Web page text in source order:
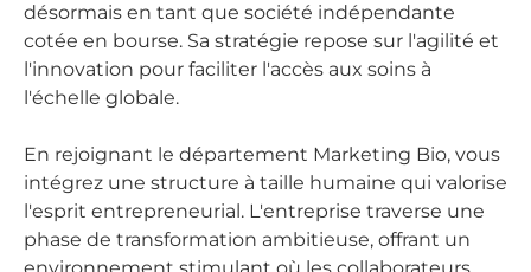
désormais en tant que société indépendante
cotée en bourse. Sa stratégie repose sur l'agilité et
l'innovation pour faciliter l'accès aux soins à
l'échelle globale.
En rejoignant le département Marketing Bio, vous
intégrez une structure à taille humaine qui valorise
l'esprit entrepreneurial. L'entreprise traverse une
phase de transformation ambitieuse, offrant un